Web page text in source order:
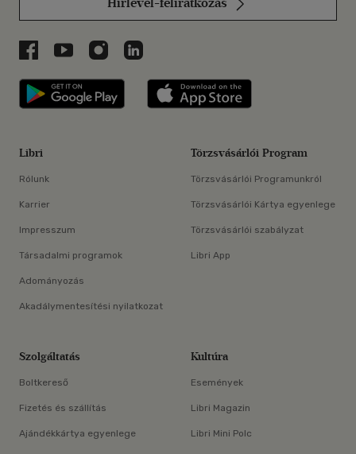
Libri a Facebookon
Libri a Youtube-on
Libri az Instagramon
Libri a LinkedInen
Libri applikáció Szerezd meg: Google
Libri
Rólunk
Karrier
Impresszum
Társadalmi programok
Adományozás
Akadálymentesítési nyilatkozat
Törzsvásárlói Program
Törzsvásárlói Programunkról
Törzsvásárlói Kártya egyenlege
Törzsvásárlói szabályzat
Libri App
Szolgáltatás
Boltkereső
Fizetés és szállítás
Ajándékkártya egyenlege
Kultúra
Események
Libri Magazin
Libri Mini Polc